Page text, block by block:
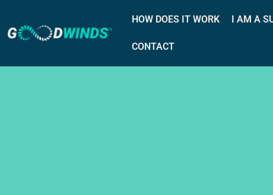
HOW DOES IT WORK I AM A
CONTACT